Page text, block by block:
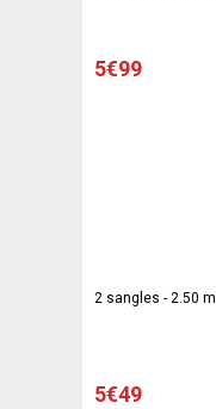
5€99
2 sangles - 2.50 m
5€49